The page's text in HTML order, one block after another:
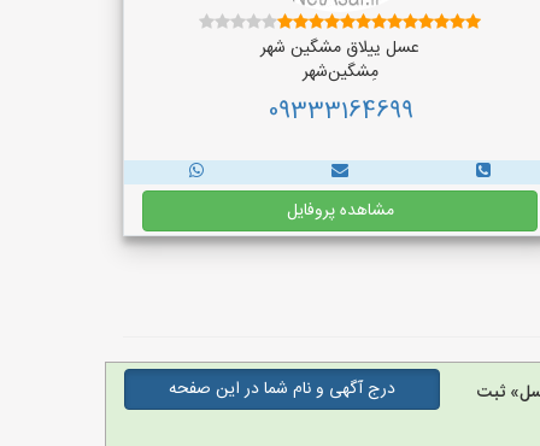
عسل ییلاق مشگین شهر
مِشگین‌شهر
09333164699
مشاهده پروفایل
ثبت درج آگهی و نام شما در این صفحه